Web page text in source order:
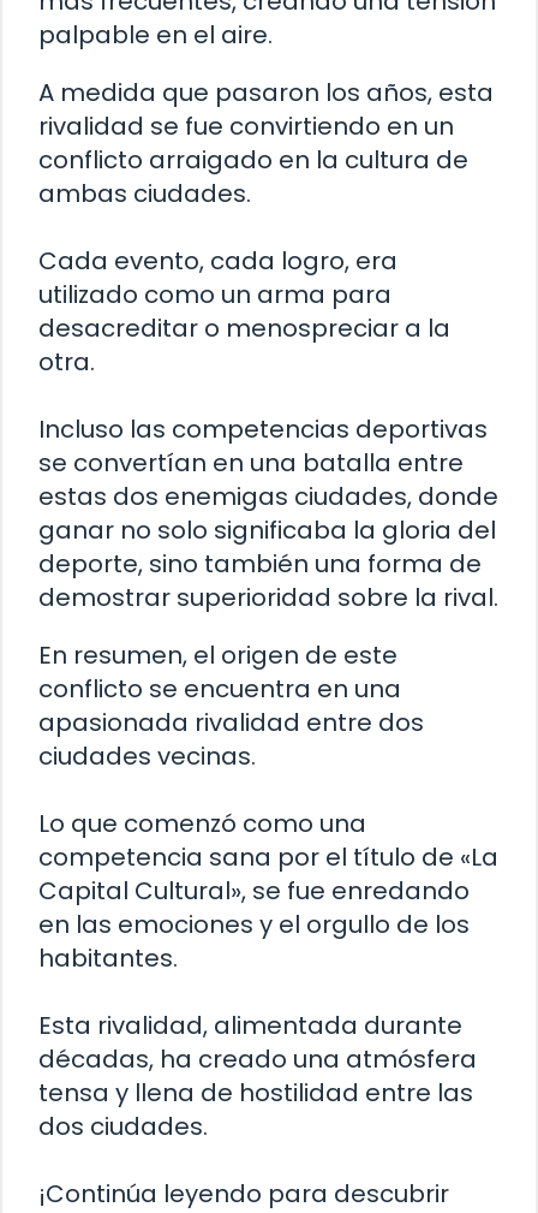
palpable en el aire.
A medida que pasaron los años, esta
rivalidad se fue convirtiendo en un
conflicto arraigado en la cultura de
ambas ciudades.
Cada evento, cada logro, era
utilizado como un arma para
desacreditar o menospreciar a la
otra.
Incluso las competencias deportivas
se convertían en una batalla entre
estas dos enemigas ciudades, donde
ganar no solo significaba la gloria del
deporte, sino también una forma de
demostrar superioridad sobre la rival.
En resumen, el origen de este
conflicto se encuentra en una
apasionada rivalidad entre dos
ciudades vecinas.
Lo que comenzó como una
competencia sana por el título de «La
Capital Cultural», se fue enredando
en las emociones y el orgullo de los
habitantes.
Esta rivalidad, alimentada durante
décadas, ha creado una atmósfera
tensa y llena de hostilidad entre las
dos ciudades.
¡Continúa leyendo para descubrir